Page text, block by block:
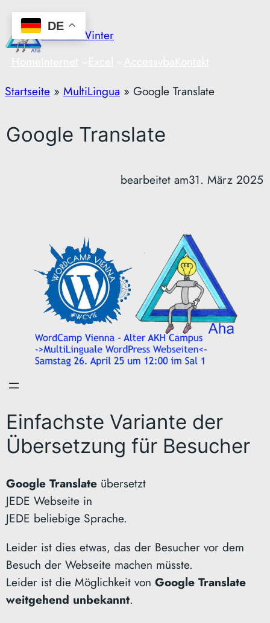
Zum
Inhalt
springen
Markus Winter
Startseite » MultiLingua » Google Translate
Google Translate
bearbeitet am31. März 2025
Einfachste Variante der
Übersetzung für Besucher
Google Translate übersetzt
JEDE Webseite in
JEDE beliebige Sprache.
Leider ist dies etwas, das der Besucher vor dem
Besuch der Webseite machen müsste.
Leider ist die Möglichkeit von Google Translate
weitgehend unbekannt.
DE